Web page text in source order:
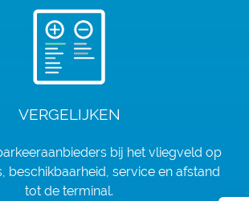
VERGELIJKEN
bij het vliegveld op
beschikbaarheid, service en afstand
tot de terminal.